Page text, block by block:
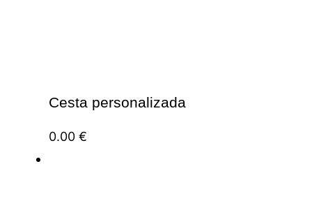
Cesta personalizada
0.00 €